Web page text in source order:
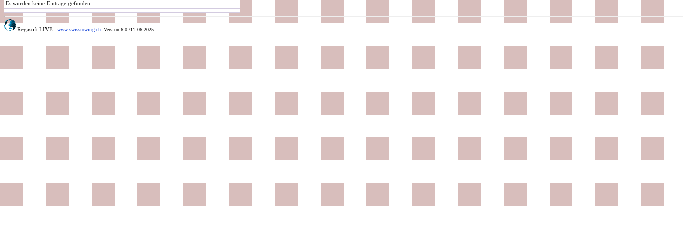
Es wurden keine Einträge gefunden
Regasoft LIVE www.swissrowing.chVersion 6.0/11.06.2025